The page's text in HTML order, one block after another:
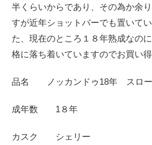
半くらいからであり、その為か余
すが近年ショットバーでも置いて
た、現在のところ１８年熟成なの
格に落ち着いていますのでお買い
品名 ノッカンドゥ18年 スロー
成年数 1８年
カスク シェリー